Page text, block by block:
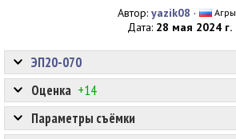
Автор: yazik08 ·
Дата: 28 мая 2024 г.
Оценка +14
ЭП20-070
Параметры съёмки